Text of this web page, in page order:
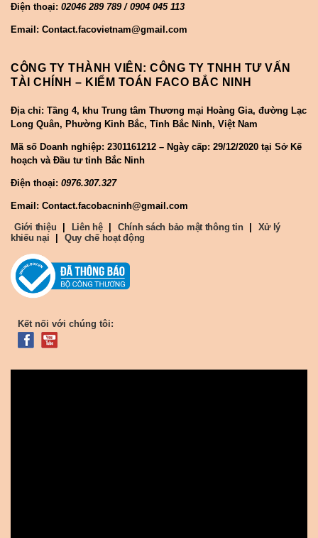
Điện thoại: 02046 289 789 / 0904 045 113
Email: Contact.facovietnam@gmail.com
CÔNG TY THÀNH VIÊN: CÔNG TY TNHH TƯ VẤN
TÀI CHÍNH – KIỂM TOÁN FACO BẮC NINH
Địa chỉ: Tầng 4, khu Trung tâm Thương mại Hoàng Gia, đường Lạc
Long Quân, Phường Kinh Bắc, Tỉnh Bắc Ninh, Việt Nam
Mã số Doanh nghiệp: 2301161212 – Ngày cấp: 29/12/2020 tại Sở Kế
hoạch và Đầu tư tỉnh Bắc Ninh
Điện thoại: 0976.307.327
Email: Contact.facobacninh@gmail.com
Giới thiệu
Liên hệ Chính sách bảo mật thông tin
Xử lý
khiếu nại
Quy chế hoạt động
Kết nối với chúng tôi: